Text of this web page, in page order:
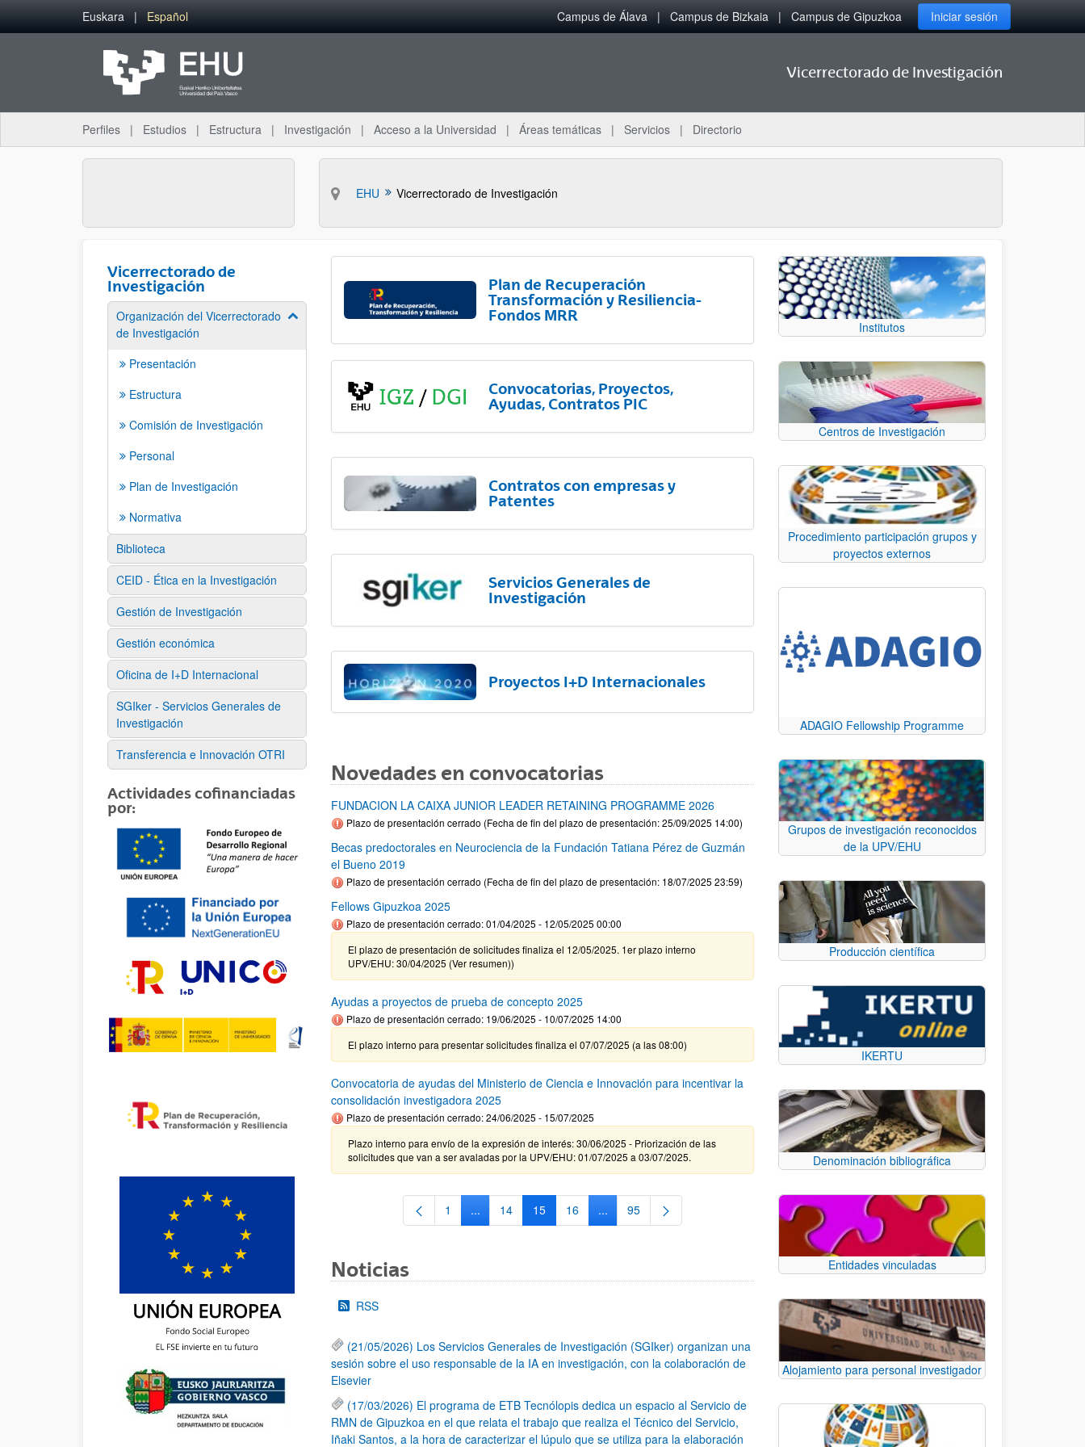
Saltar al contenido principal
Euskara Español Campus de Álava Campus de Bizkaia Campus de Gipuzkoa Iniciar sesión
Vicerrectorado de Investigación
Perfiles Estudios Estructura Investigación Acceso a la Universidad Áreas temáticas Servicios Directorio
EHU Vicerrectorado de Investigación
Vicerrectorado de
Investigación
Organización del Vicerrectorado
de Investigación
Mostrar/ocultar subpáginas
Presentación
Estructura
Comisión de Investigación
Personal
Plan de Investigación
Normativa
Biblioteca
CEID - Ética en la Investigación
Gestión de Investigación
Gestión económica
Oficina de I+D Internacional
SGIker - Servicios Generales de
Investigación
Transferencia e Innovación OTRI
Actividades cofinanciadas
por:
Plan de Recuperación
Transformación y Resiliencia-
Fondos MRR
Convocatorias, Proyectos,
Ayudas, Contratos PIC
Contratos con empresas y
Patentes
Servicios Generales de
Investigación
Proyectos I+D Internacionales
Novedades en convocatorias
FUNDACION LA CAIXA JUNIOR LEADER RETAINING PROGRAMME 2026
Plazo de presentación cerrado (Fecha de fin del plazo de presentación: 25/09/2025 14:00)
Becas predoctorales en Neurociencia de la Fundación Tatiana Pérez de Guzmán
el Bueno 2019
Plazo de presentación cerrado (Fecha de fin del plazo de presentación: 18/07/2025 23:59)
Fellows Gipuzkoa 2025
Plazo de presentación cerrado: 01/04/2025 - 12/05/2025 00:00
El plazo de presentación de solicitudes finaliza el 12/05/2025. 1er plazo interno
UPV/EHU: 30/04/2025 (Ver resumen))
Ayudas a proyectos de prueba de concepto 2025
Plazo de presentación cerrado: 19/06/2025 - 10/07/2025 14:00
El plazo interno para presentar solicitudes finaliza el 07/07/2025 (a las 08:00)
Convocatoria de ayudas del Ministerio de Ciencia e Innovación para incentivar la
consolidación investigadora 2025
Plazo de presentación cerrado: 24/06/2025 - 15/07/2025
Plazo interno para envío de la expresión de interés: 30/06/2025 - Priorización de las
solicitudes que van a ser avaladas por la UPV/EHU: 01/07/2025 a 03/07/2025.
Página
1 ...Páginas intermedias Use TAB para desplazarse.
Página
14 Página
15 Página
16 ...Páginas intermedias Use TAB para desplazarse.
Página
95
Noticias
RSS
(21/05/2026) Los Servicios Generales de Investigación (SGIker) organizan una
sesión sobre el uso responsable de la IA en investigación, con la colaboración de
Elsevier
(17/03/2026) El programa de ETB Tecnólopis dedica un espacio al Servicio de
RMN de Gipuzkoa en el que relata el trabajo que realiza el Técnico del Servicio,
Iñaki Santos, a la hora de caracterizar el lúpulo que se utiliza para la elaboración
Institutos
Centros de Investigación
Procedimiento participación grupos y
proyectos externos
ADAGIO Fellowship Programme
Grupos de investigación reconocidos
de la UPV/EHU
Producción científica
IKERTU
Denominación bibliográfica
Entidades vinculadas
Alojamiento para personal investigador